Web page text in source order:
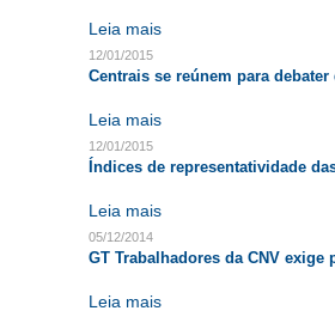
Leia mais
12/01/2015
Centrais se reúnem para
Leia mais
12/01/2015
Índices de representatividade
Leia mais
05/12/2014
GT Trabalhadores da CNV
Leia mais